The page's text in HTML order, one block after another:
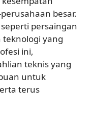
besar.
persaingan
yang
ini,
teknis yang
untuk
terus